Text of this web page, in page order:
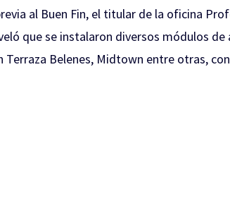
al Buen Fin, el titular de la oficina
que se instalaron diversos módulos
Terraza Belenes, Midtown entre otras,